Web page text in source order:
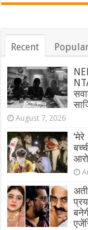
Recent
August 7, 2026